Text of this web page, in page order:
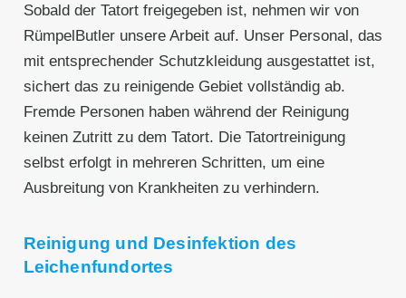
Sobald der Tatort freigegeben ist, nehmen wir von
RümpelButler unsere Arbeit auf. Unser Personal, das
mit entsprechender Schutzkleidung ausgestattet ist,
sichert das zu reinigende Gebiet vollständig ab.
Fremde Personen haben während der Reinigung
keinen Zutritt zu dem Tatort. Die Tatortreinigung
selbst erfolgt in mehreren Schritten, um eine
Ausbreitung von Krankheiten zu verhindern.
Reinigung und Desinfektion des
Leichenfundortes